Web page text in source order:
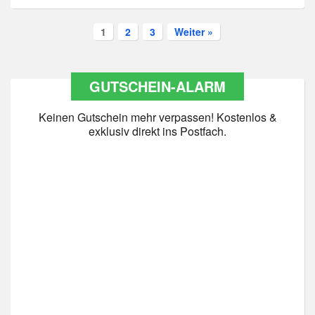
1 2 3 Weiter »
GUTSCHEIN-ALARM
Keinen Gutschein mehr verpassen! Kostenlos &
exklusiv direkt ins Postfach.